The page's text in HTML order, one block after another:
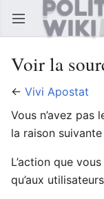
Ouvrir le menu principal
Voir la
← Vivi Apostat
Vous n’avez
la raison suivante
L’action que
qu’aux